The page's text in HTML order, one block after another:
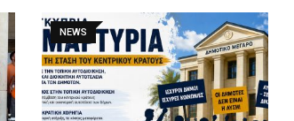
NEWS